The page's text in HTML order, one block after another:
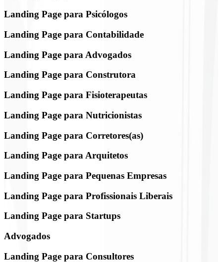
Landing Page para Psicólogos
Landing Page para Contabilidade
Landing Page para Advogados
Landing Page para Construtora
Landing Page para Fisioterapeutas
Landing Page para Nutricionistas
Landing Page para Corretores(as)
Landing Page para Arquitetos
Landing Page para Pequenas Empresas
Landing Page para Profissionais Liberais
Landing Page para Startups
Advogados
Landing Page para Consultores